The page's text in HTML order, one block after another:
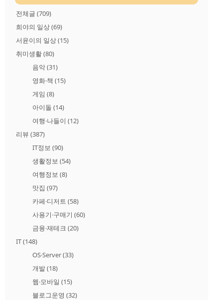
전체글 (709)
희야의 일상(69)
서윤이의 일상(15)
취미생활(80)
음악(31)
영화·책 (15)
게임 (8)
아이돌 (14)
여행·나들이 (12)
리뷰 (387)
IT정보 (90)
생활정보 (54)
여행정보 (8)
맛집 (97)
카페·디저트 (58)
사용기·구매기 (60)
금융·재테크 (20)
IT(148)
OS·Server(33)
개발(18)
웹·모바일 (15)
블로그운영 (32)